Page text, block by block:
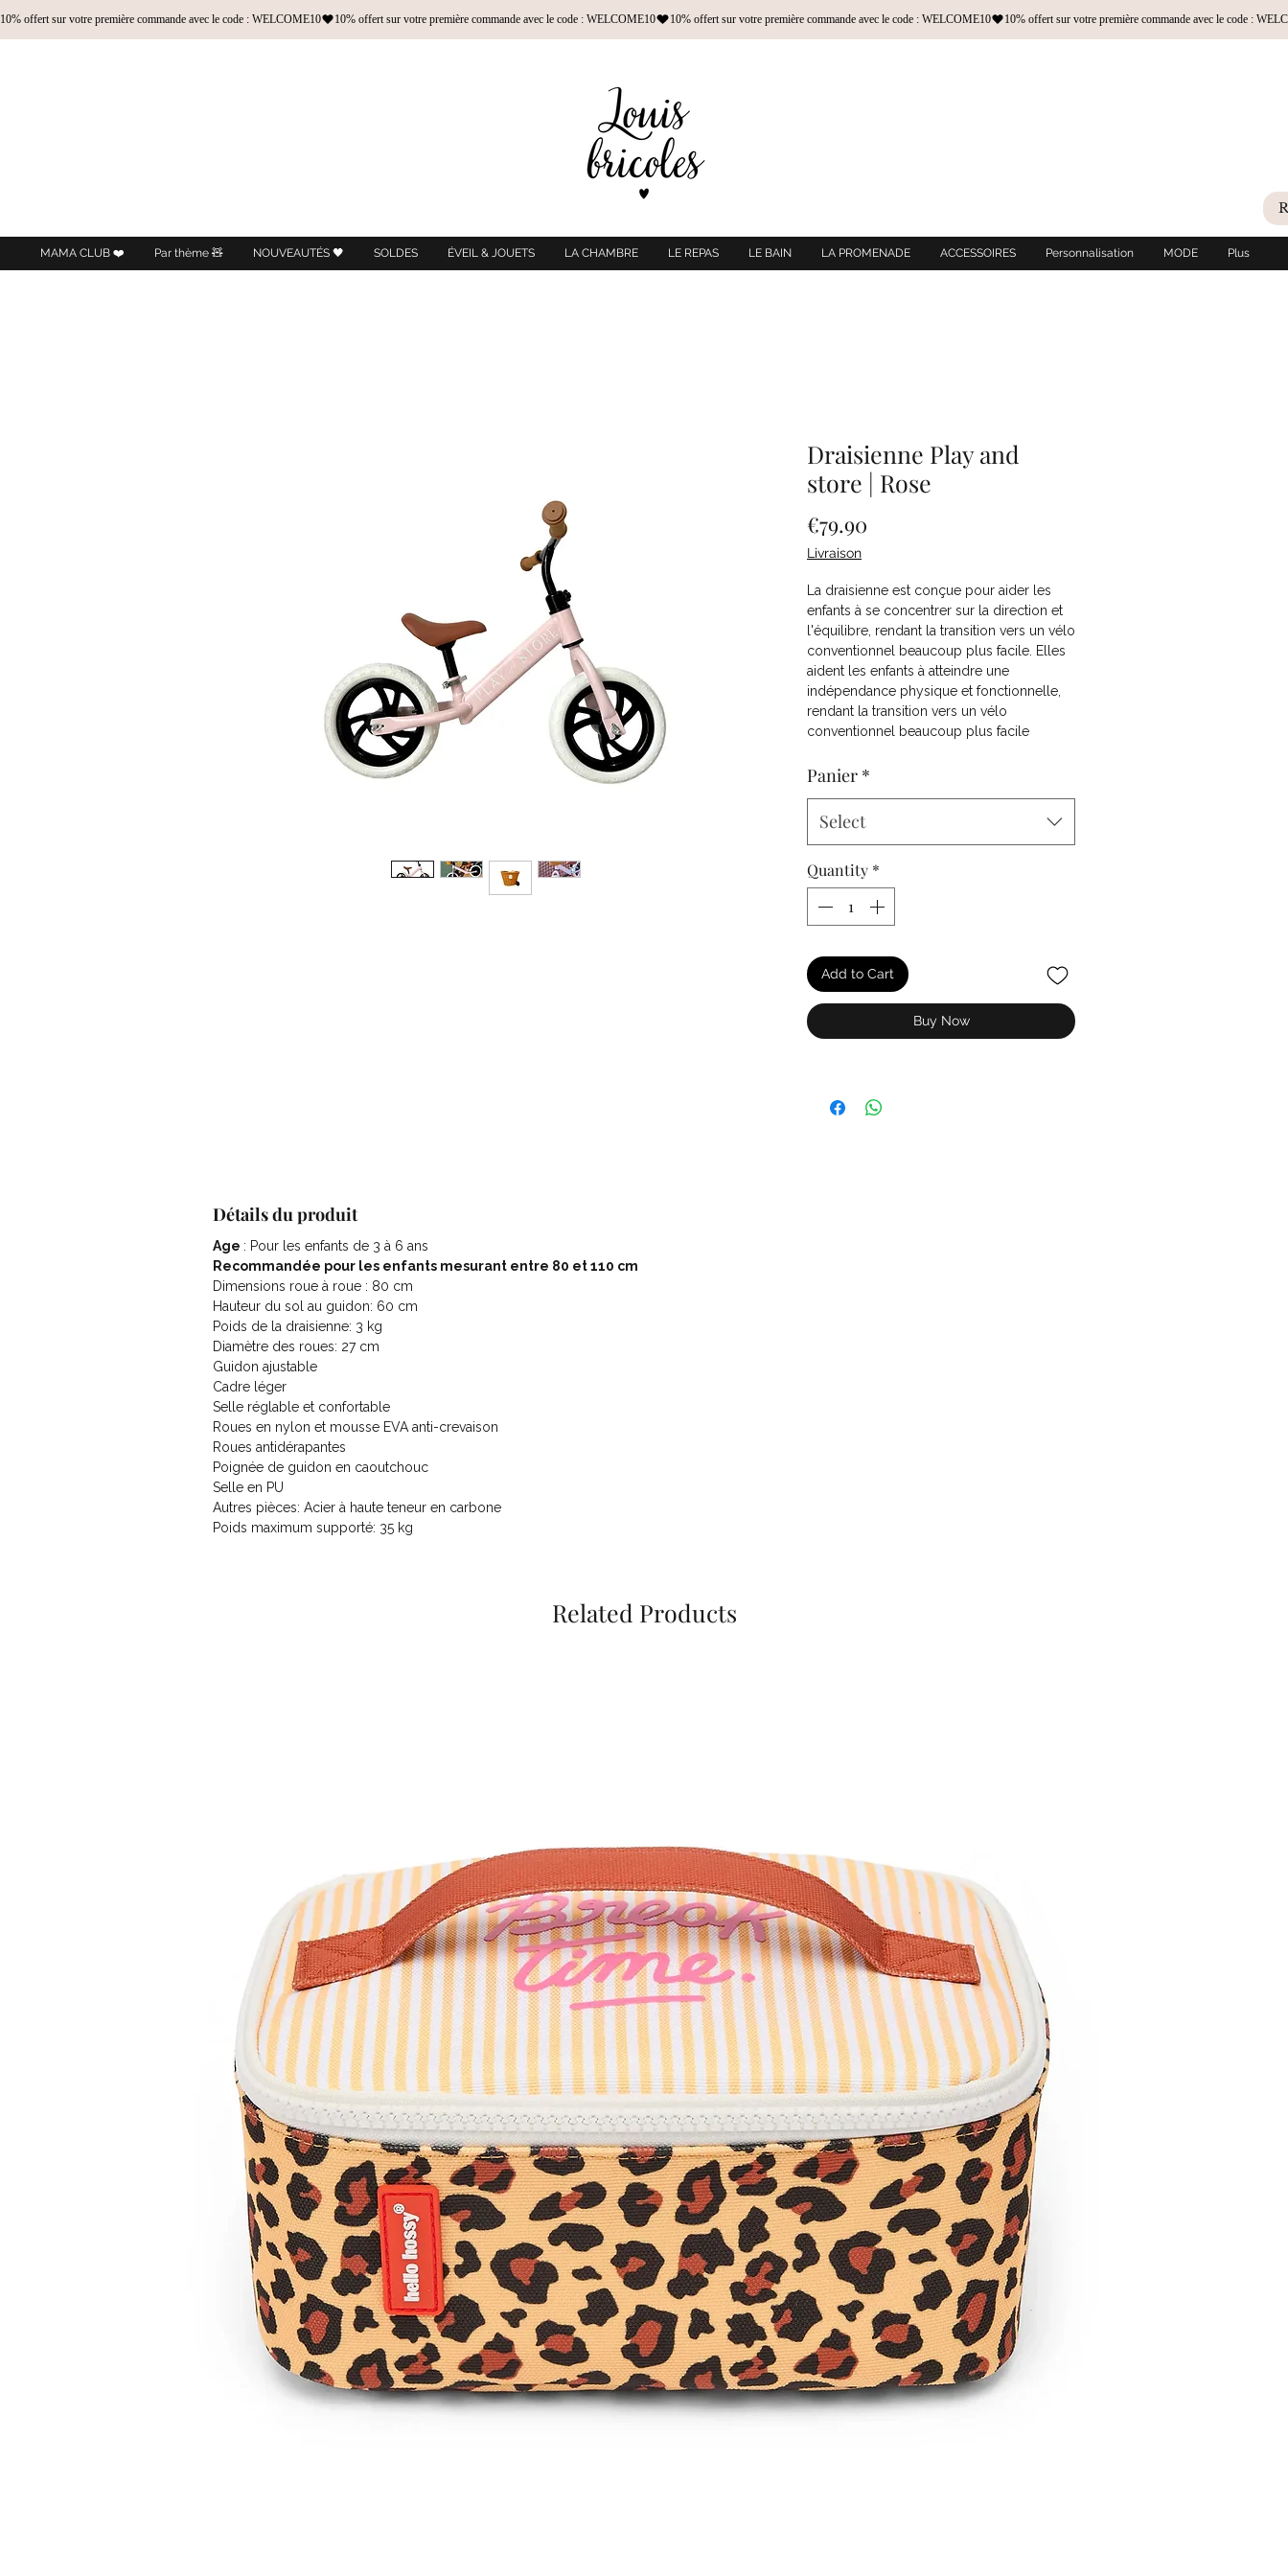
10% offert sur votre première commande avec le code : WELCOME10
MAMA CLUB ❤️ Par thème 🧸 NOUVEAUTÉS 🖤 SOLDES ÉVEIL & JOUETS LA CHAMBRE LE REPAS LE BAIN LA PROMENADE ACCESSOIRES Personnalisation MODE Plus
Draisienne Play and
store | Rose
€79.90
Livraison
La draisienne est conçue pour aider les
enfants à se concentrer sur la direction et
l'équilibre, rendant la transition vers un vélo
conventionnel beaucoup plus facile. Elles
aident les enfants à atteindre une
indépendance physique et fonctionnelle,
rendant la transition vers un vélo
conventionnel beaucoup plus facile
Panier *
Select
Quantity *
Add to Cart
Buy Now
Détails du produit
Age : Pour les enfants de 3 à 6 ans
Recommandée pour les enfants mesurant entre 80 et 110 cm
Dimensions roue à roue : 80 cm
Hauteur du sol au guidon: 60 cm
Poids de la draisienne: 3 kg
Diamètre des roues: 27 cm
Guidon ajustable
Cadre léger
Selle réglable et confortable
Roues en nylon et mousse EVA anti-crevaison
Roues antidérapantes
Poignée de guidon en caoutchouc
Selle en PU
Autres pièces: Acier à haute teneur en carbone
Poids maximum supporté: 35 kg
Related Products